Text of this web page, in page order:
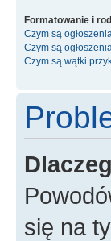
Formatowanie i
Czym są
Czym są
Czym są wątki
się na